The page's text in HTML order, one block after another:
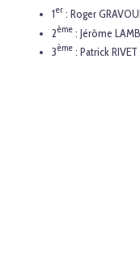
1er : Roger
2ème : Jérôme
3ème : Patrick